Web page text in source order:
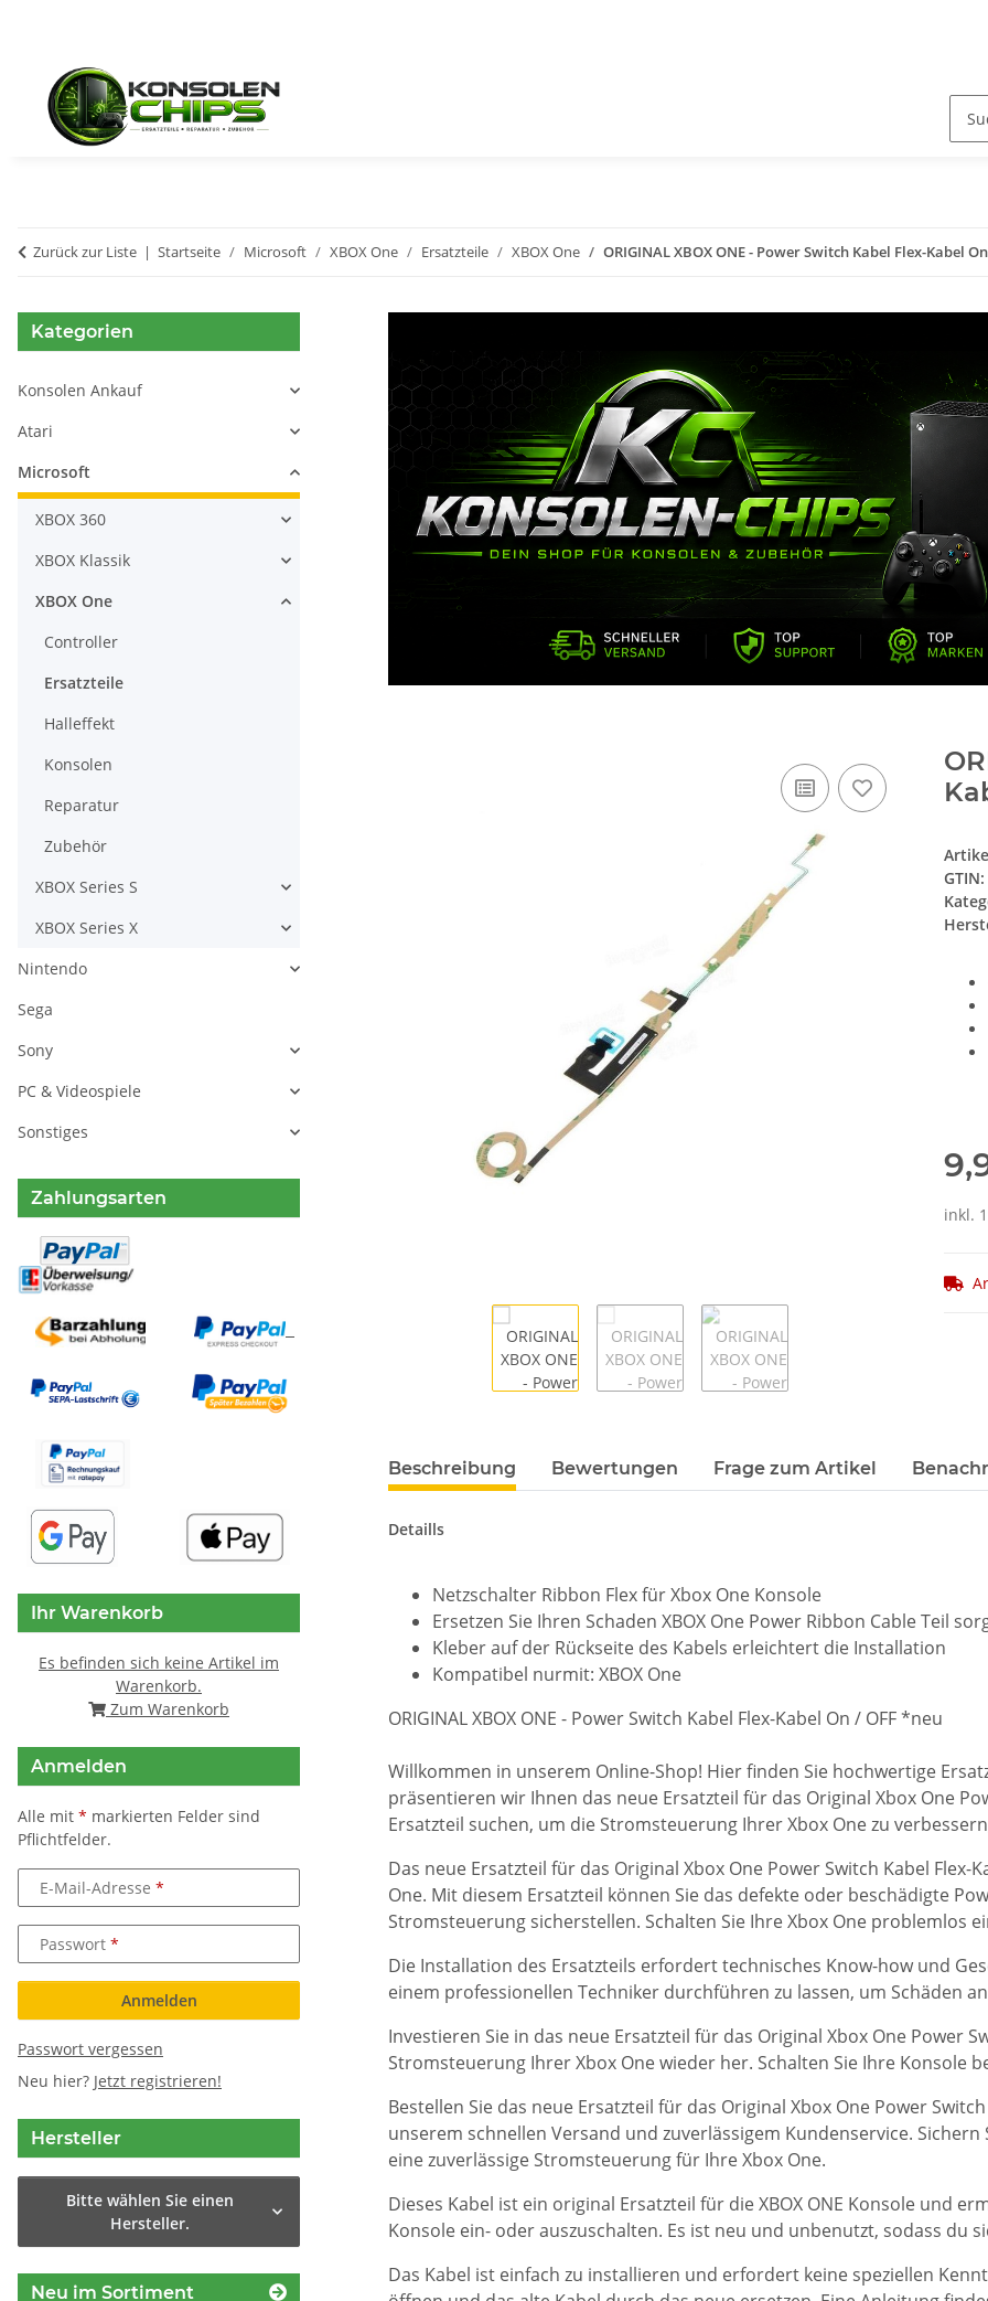
Zurück zur Liste Startseite Microsoft XBOX One Ersatzteile XBOX One ORIGINAL XBOX ONE - Power Switch Kabel Flex-Kabel
GTIN:
inkl.
Beschreibung Bewertungen Frage zum Artikel
Detaills
Netzschalter Ribbon Flex für Xbox One Konsole
Ersetzen Sie Ihren Schaden XBOX One Power Ribbon Cable Teil
Kleber auf der Rückseite des Kabels erleichtert die Installation
Kompatibel nurmit: XBOX One
ORIGINAL XBOX ONE - Power Switch Kabel Flex-Kabel On / OFF *neu
Willkommen in unserem Online-Shop! Hier finden Sie hochwertige
präsentieren wir Ihnen das neue Ersatzteil für das Original Xbox One
Ersatzteil suchen, um die Stromsteuerung Ihrer Xbox One zu
Das neue Ersatzteil für das Original Xbox One Power Switch Kabel
One. Mit diesem Ersatzteil können Sie das defekte oder beschädigte
Stromsteuerung sicherstellen. Schalten Sie Ihre Xbox One problemlos
Die Installation des Ersatzteils erfordert technisches Know-how und
einem professionellen Techniker durchführen zu lassen, um Schäden
Investieren Sie in das neue Ersatzteil für das Original Xbox One Power
Stromsteuerung Ihrer Xbox One wieder her. Schalten Sie Ihre Konsole
Bestellen Sie das neue Ersatzteil für das Original Xbox One Power
unserem schnellen Versand und zuverlässigem Kundenservice.
eine zuverlässige Stromsteuerung für Ihre Xbox One.
Dieses Kabel ist ein original Ersatzteil für die XBOX ONE Konsole und
Konsole ein- oder auszuschalten. Es ist neu und unbenutzt, sodass du
Das Kabel ist einfach zu installieren und erfordert keine speziellen
Kategorien
Konsolen Ankauf
Atari
Microsoft
XBOX 360
XBOX Klassik
XBOX One
Controller
Ersatzteile
Halleffekt
Konsolen
Reparatur
Zubehör
XBOX Series S
XBOX Series X
Nintendo
Sega
Sony
PC & Videospiele
Sonstiges
Zahlungsarten
Ihr Warenkorb
Es befinden sich keine Artikel im
Warenkorb.
Zum Warenkorb
Anmelden
Alle mit * markierten Felder sind
Pflichtfelder.
E-Mail-Adresse
Passwort
Anmelden
Passwort vergessen
Neu hier? Jetzt registrieren!
Hersteller
Bitte wählen Sie einen
Hersteller.
Neu im Sortiment